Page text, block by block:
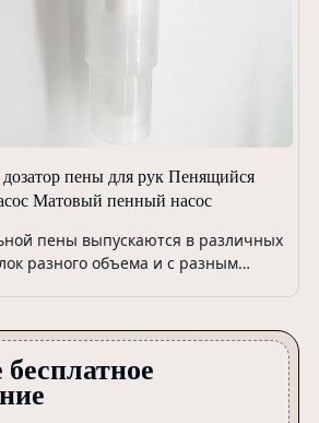
дозатор пены для рук Пенящийся
Матовый пенный насос
пены выпускаются в различных
разного объема и с разным